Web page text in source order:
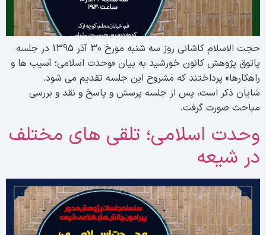
حجت الاسلام کاشانی روز سه شنبه مورخ 30 آذر 1395 در جلسه
پژوهش کانون خورشید به بیان «وحدت اسلامی؛ آسیب ها و
پرداختند که مشروح این جلسه تقدیم می شود.
ذکر است، پس از جلسه پرسش و پاسخ و نقد و بررسی
صورت گرفت.
اسلامی؛ تلقی های مختلف
شیعه